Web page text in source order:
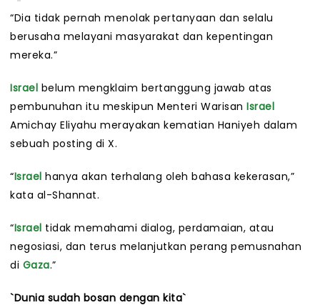
“Dia tidak pernah menolak pertanyaan dan selalu
berusaha melayani masyarakat dan kepentingan
mereka.”
Israel belum mengklaim bertanggung jawab atas
pembunuhan itu meskipun Menteri Warisan Israel
Amichay Eliyahu merayakan kematian Haniyeh dalam
sebuah posting di X.
“Israel hanya akan terhalang oleh bahasa kekerasan,”
kata al-Shannat.
“Israel tidak memahami dialog, perdamaian, atau
negosiasi, dan terus melanjutkan perang pemusnahan
di Gaza.”
`Dunia sudah bosan dengan kita`